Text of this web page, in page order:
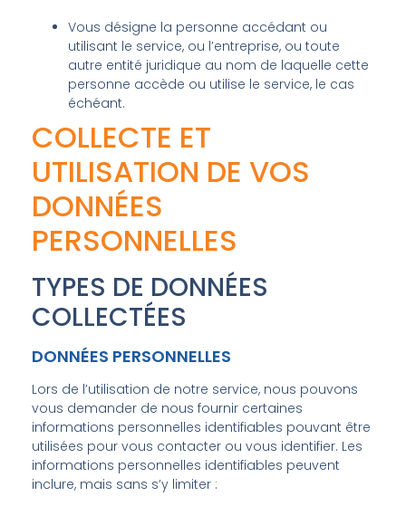
Vous désigne la personne accédant ou
utilisant le service, ou l’entreprise, ou toute
autre entité juridique au nom de laquelle cette
personne accède ou utilise le service, le cas
échéant.
COLLECTE ET
UTILISATION DE VOS
DONNÉES
PERSONNELLES
TYPES DE DONNÉES
COLLECTÉES
DONNÉES PERSONNELLES
Lors de l’utilisation de notre service, nous pouvons
vous demander de nous fournir certaines
informations personnelles identifiables pouvant être
utilisées pour vous contacter ou vous identifier. Les
informations personnelles identifiables peuvent
inclure, mais sans s’y limiter :